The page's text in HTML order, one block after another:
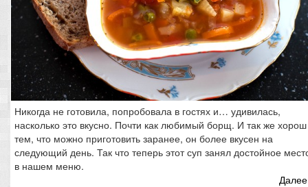
Никогда не готовила, попробовала в гостях и… удивилась,
насколько это вкусно. Почти как любимый борщ. И так же хорош
тем, что можно приготовить заранее, он более вкусен на
следующий день. Так что теперь этот суп занял достойное
в нашем меню.